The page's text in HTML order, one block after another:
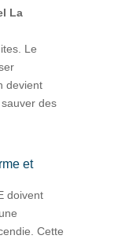
La
Le
devient
des
et
doivent
Cette